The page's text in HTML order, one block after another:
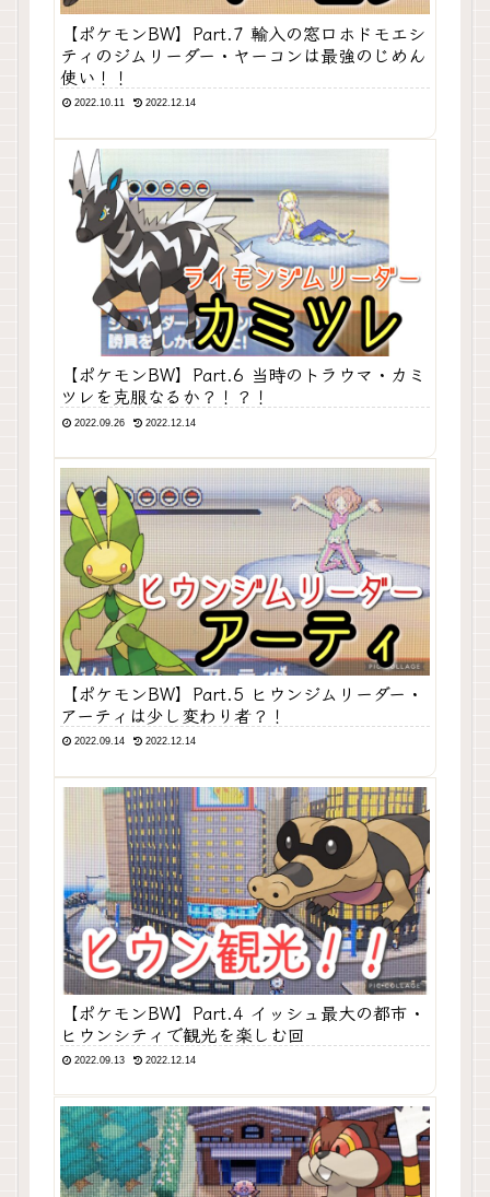
【ポケモンBW】Part.7 輸入の窓口ホドモエシ
ティのジムリーダー・ヤーコンは最強のじめん
使い！！
2022.10.11 2022.12.14
【ポケモンBW】Part.6 当時のトラウマ・カミ
ツレを克服なるか？！？！
2022.09.26 2022.12.14
【ポケモンBW】Part.5 ヒウンジムリーダー・
アーティは少し変わり者？！
2022.09.14 2022.12.14
【ポケモンBW】Part.4 イッシュ最大の都市・
ヒウンシティで観光を楽しむ回
2022.09.13 2022.12.14